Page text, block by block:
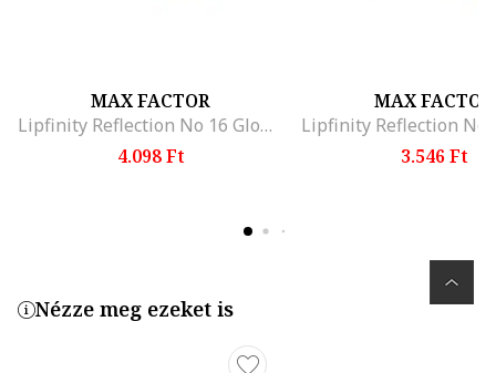
MAX FACTOR
Lipfinity Reflection No 16 Glowing ajakrúzs, Spicy
4.098 Ft
MAX FACTOR
3.546 Ft
Nézze meg ezeket is